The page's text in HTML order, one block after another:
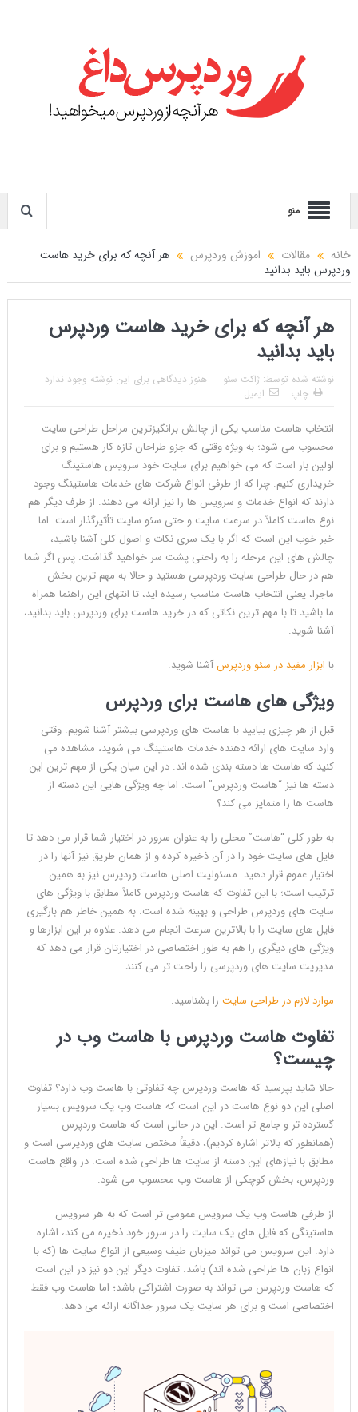
منو
خانه مقالات اموزش وردپرس
هر آنچه که برای خرید هاست
وردپرس باید بدانید
هر آنچه که برای خرید هاست وردپرس
باید بدانید
نوشته شده توسط: ژاکت سئو
هنوز دیدگاهی برای این نوشته وجود ندارد
چاپ
ایمیل
انتخاب هاست مناسب یکی از چالش برانگیزترین مراحل طراحی سایت
محسوب می شود؛ به ویژه وقتی که جزو طراحان تازه کار هستیم و برای
اولین بار است که می خواهیم برای سایت خود سرویس هاستینگ
خریداری کنیم. چرا که از طرفی انواع شرکت های خدمات هاستینگ وجود
دارند که انواع خدمات و سرویس ها را نیز ارائه می دهند. از طرف دیگر هم
نوع هاست کاملاً در سرعت سایت و حتی سئو سایت تأثیرگذار است. اما
خبر خوب این است که اگر با یک سری نکات و اصول کلی آشنا باشید،
چالش های این مرحله را به راحتی پشت سر خواهید گذاشت. پس اگر شما
هم در حال طراحی سایت وردپرسی هستید و حالا به مهم ترین بخش
ماجرا، یعنی انتخاب هاست مناسب رسیده اید، تا انتهای این راهنما همراه
ما باشید تا با مهم ترین نکاتی که در خرید هاست برای وردپرس باید بدانید،
آشنا شوید.
با ابزار مفید در سئو وردپرسآشنا شوید.
ویژگی های هاست برای وردپرس
قبل از هر چیزی بیایید با هاست های وردپرسی بیشتر آشنا شویم. وقتی
وارد سایت های ارائه دهنده خدمات هاستینگ می شوید، مشاهده می
کنید که هاست ها دسته بندی شده اند. در این میان یکی از مهم ترین این
دسته ها نیز “هاست وردپرس” است. اما چه ویژگی هایی این دسته از
هاست ها را متمایز می کند؟
به طور کلی “هاست” محلی را به عنوان سرور در اختیار شما قرار می دهد تا
فایل های سایت خود را در آن ذخیره کرده و از همان طریق نیز آنها را در
اختیار عموم قرار دهید. مسئولیت اصلی هاست وردپرس نیز به همین
ترتیب است؛ با این تفاوت که هاست وردپرس کاملاً مطابق با ویژگی های
سایت های وردپرس طراحی و بهینه شده است. به همین خاطر هم بارگیری
فایل های سایت را با بالاترین سرعت انجام می دهد. علاوه بر این ابزارها و
ویژگی های دیگری را هم به طور اختصاصی در اختیارتان قرار می دهد که
مدیریت سایت های وردپرسی را راحت تر می کنند.
موارد لازم در طراحی سایترا بشناسید.
تفاوت هاست وردپرس با هاست وب در
چیست؟
حالا شاید بپرسید که هاست وردپرس چه تفاوتی با هاست وب دارد؟ تفاوت
اصلی این دو نوع هاست در این است که هاست وب یک سرویس بسیار
گسترده تر و جامع تر است. این در حالی است که هاست وردپرس
(همانطور که بالاتر اشاره کردیم)، دقیقاً مختص سایت های وردپرسی است و
مطابق با نیازهای این دسته از سایت ها طراحی شده است. در واقع هاست
وردپرس، بخش کوچکی از هاست وب محسوب می شود.
از طرفی هاست وب یک سرویس عمومی تر است که به هر سرویس
هاستینگی که فایل های یک سایت را در سرور خود ذخیره می کند، اشاره
دارد. این سرویس می تواند میزبان طیف وسیعی از انواع سایت ها (که با
انواع زبان ها طراحی شده اند) باشد. تفاوت دیگر این دو نیز در این است
که هاست وردپرس می تواند به صورت اشتراکی باشد؛ اما هاست وب فقط
اختصاصی است و برای هر سایت یک سرور جداگانه ارائه می دهد.